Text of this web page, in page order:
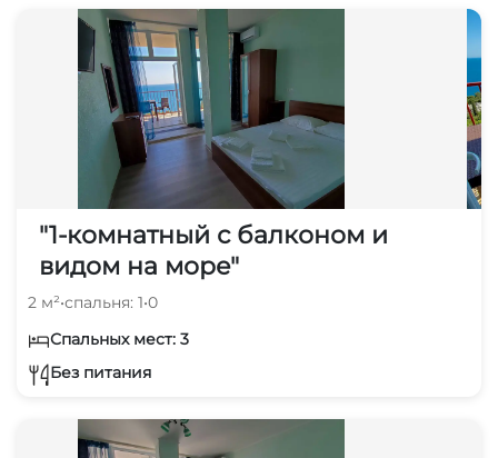
15 мин
аквапарк
10 мин
рынок
10 мин
"1-комнатный с балконом и
видом на море"
2 м²•спальня: 1•0
Спальных мест: 3
Без питания